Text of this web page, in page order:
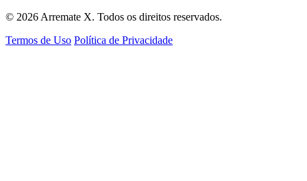
© 2026 Arremate X. Todos os direitos reservados.
Termos de Uso Política de Privacidade